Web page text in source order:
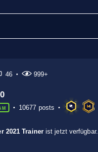
46 999+
10677 posts
2021 Trainerist jetzt verfügbar.